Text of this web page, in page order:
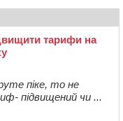
тарифи на
піке, то не
підвищений чи ...